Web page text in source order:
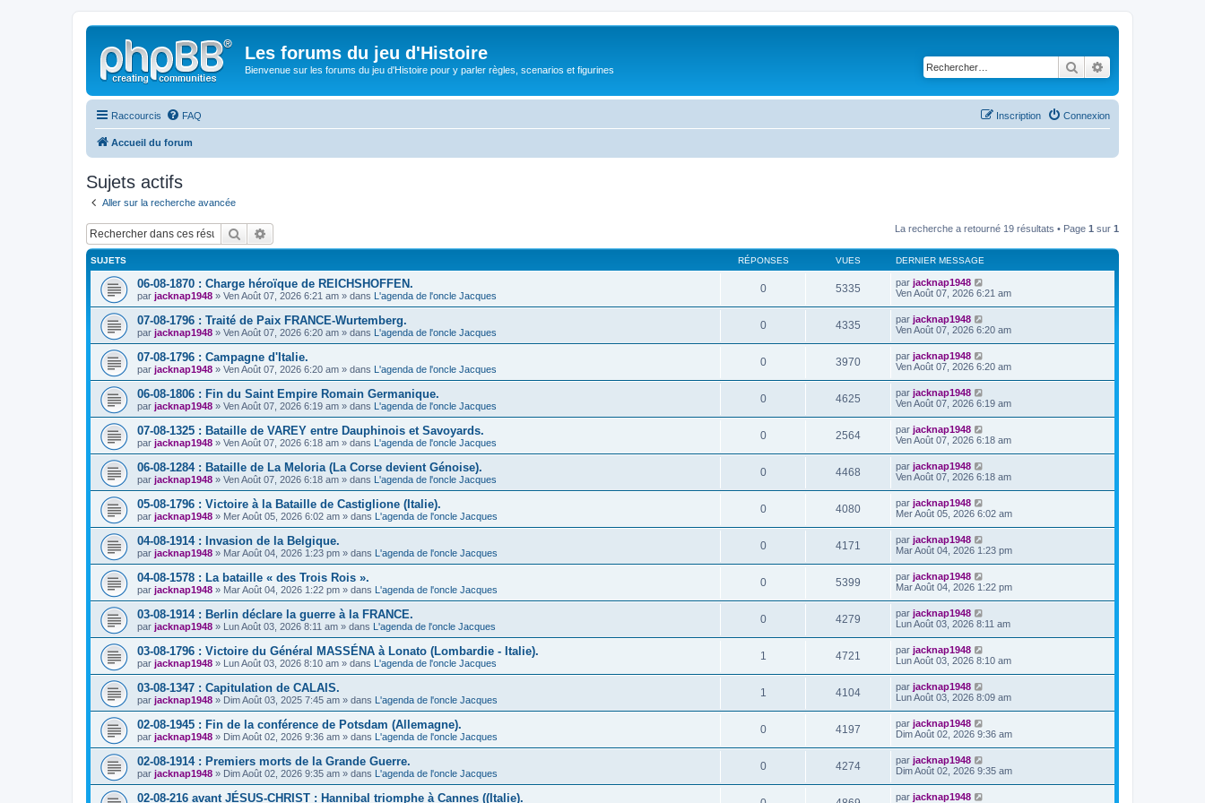
Les forums du jeu d'Histoire
Bienvenue sur les forums du jeu d'Histoire pour y parler règles, scenarios et figurines Rechercher
Raccourcis FAQ Connexion
Inscription
Accueil du forum
Sujets actifs
Aller sur la recherche avancée
Rechercher La recherche a retourné 19 résultats • Page 1 sur 1
SUJETS RÉPONSES VUES DERNIER MESSAGE
06-08-1870 : Charge héroïque de REICHSHOFFEN.
par jacknap1948 » Ven Août 07, 2026 6:21 am » dans L'agenda de l'oncle Jacques
0 5335 par jacknap1948
Ven Août 07, 2026 6:21 am
07-08-1796 : Traité de Paix FRANCE-Wurtemberg.
par jacknap1948 » Ven Août 07, 2026 6:20 am » dans L'agenda de l'oncle Jacques
0 4335 par jacknap1948
Ven Août 07, 2026 6:20 am
07-08-1796 : Campagne d'Italie.
par jacknap1948 » Ven Août 07, 2026 6:20 am » dans L'agenda de l'oncle Jacques
0 3970 par jacknap1948
Ven Août 07, 2026 6:20 am
06-08-1806 : Fin du Saint Empire Romain Germanique.
par jacknap1948 » Ven Août 07, 2026 6:19 am » dans L'agenda de l'oncle Jacques
0 4625 par jacknap1948
Ven Août 07, 2026 6:19 am
07-08-1325 : Bataille de VAREY entre Dauphinois et Savoyards.
par jacknap1948 » Ven Août 07, 2026 6:18 am » dans L'agenda de l'oncle Jacques
0 2564 par jacknap1948
Ven Août 07, 2026 6:18 am
06-08-1284 : Bataille de La Meloria (La Corse devient Génoise).
par jacknap1948 » Ven Août 07, 2026 6:18 am » dans L'agenda de l'oncle Jacques
0 4468 par jacknap1948
Ven Août 07, 2026 6:18 am
05-08-1796 : Victoire à la Bataille de Castiglione (Italie).
par jacknap1948 » Mer Août 05, 2026 6:02 am » dans L'agenda de l'oncle Jacques
0 4080 par jacknap1948
Mer Août 05, 2026 6:02 am
04-08-1914 : Invasion de la Belgique.
par jacknap1948 » Mar Août 04, 2026 1:23 pm » dans L'agenda de l'oncle Jacques
0 4171 par jacknap1948
Mar Août 04, 2026 1:23 pm
04-08-1578 : La bataille « des Trois Rois ».
par jacknap1948 » Mar Août 04, 2026 1:22 pm » dans L'agenda de l'oncle Jacques
0 5399 par jacknap1948
Mar Août 04, 2026 1:22 pm
03-08-1914 : Berlin déclare la guerre à la FRANCE.
par jacknap1948 » Lun Août 03, 2026 8:11 am » dans L'agenda de l'oncle Jacques
0 4279 par jacknap1948
Lun Août 03, 2026 8:11 am
03-08-1796 : Victoire du Général MASSÉNA à Lonato (Lombardie - Italie).
par jacknap1948 » Lun Août 03, 2026 8:10 am » dans L'agenda de l'oncle Jacques
1 4721 par jacknap1948
Lun Août 03, 2026 8:10 am
03-08-1347 : Capitulation de CALAIS.
par jacknap1948 » Dim Août 03, 2025 7:45 am » dans L'agenda de l'oncle Jacques
1 4104 par jacknap1948
Lun Août 03, 2026 8:09 am
02-08-1945 : Fin de la conférence de Potsdam (Allemagne).
par jacknap1948 » Dim Août 02, 2026 9:36 am » dans L'agenda de l'oncle Jacques
0 4197 par jacknap1948
Dim Août 02, 2026 9:36 am
02-08-1914 : Premiers morts de la Grande Guerre.
par jacknap1948 » Dim Août 02, 2026 9:35 am » dans L'agenda de l'oncle Jacques
0 4274 par jacknap1948
Dim Août 02, 2026 9:35 am
02-08-216 avant JÉSUS-CHRIST : Hannibal triomphe à Cannes ((Italie). par jacknap1948